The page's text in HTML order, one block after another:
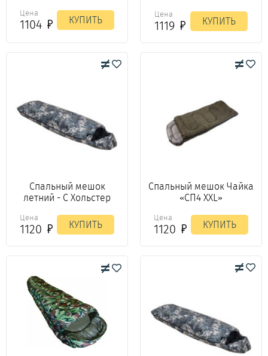
Цена
1104 КУПИТЬ
Цена
1119 КУПИТЬ
Спальный мешок
летний - С Хольстер
Цена
1120 КУПИТЬ
Спальный мешок Чайка
«СП4 XXL»
Цена
1120 КУПИТЬ